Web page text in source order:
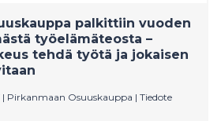
palkittiin vuoden
työelämäteosta –
tehdä työtä ja jokaisen
| Pirkanmaan Osuuskauppa | Tiedote